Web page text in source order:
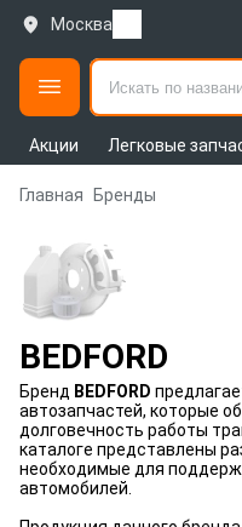
Москва
Акции Легковые
Главная Бренды
BEDFORD
Бренд BEDFORD
автозапчастей, которые
долговечность работы
каталоге представлены
необходимые для
автомобилей.